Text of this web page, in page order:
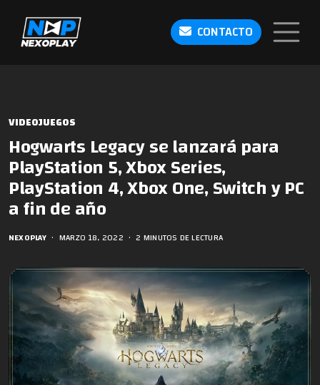
CONTACTO
VIDEOJUEGOS
Hogwarts Legacy se lanzará para
PlayStation 5, Xbox Series,
PlayStation 4, Xbox One, Switch y PC
a fin de año
NEXOPLAY • MARZO 18, 2022 • 2 MINUTOS DE LECTURA